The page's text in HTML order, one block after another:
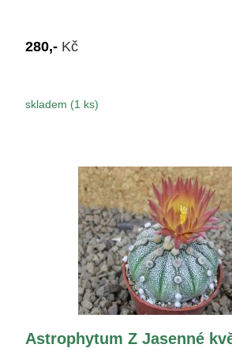
280,- Kč
skladem (1 ks)
Astrophytum Z Jasenné